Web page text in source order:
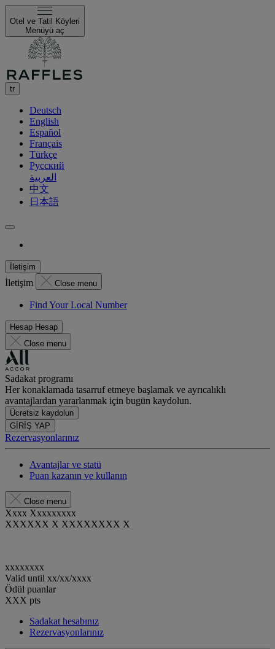
Otel ve Tatil Köyleri
Menüyü aç
tr
Deutsch
English
Español
Français
Türkçe
Русский
العربية
中文
日本語
İletişim
İletişim Close menu
Find Your Local Number
Hesap Hesap
Close menu
Sadakat programı
Her konaklamada tasarruf etmeye başlamak ve ayrıcalıklı
avantajlardan yararlanmak için bugün kaydolun.
Ücretsiz kaydolun
GİRİŞ YAP
Rezervasyonlarınız
Avantajlar ve statü
Puan kazanın ve kullanın
Close menu
Xxxx Xxxxxxxxx
XXXXXX X XXXXXXXX X
xxxxxxxx
Valid until xx/xx/xxxx
Ödül puanlar
XXX pts
Sadakat hesabınız
Rezervasyonlarınız